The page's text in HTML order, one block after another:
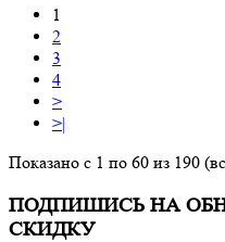
1
2
3
4
>
>|
Показано с 1 по 60 из 190
ПОДПИШИСЬ НА
СКИДКУ